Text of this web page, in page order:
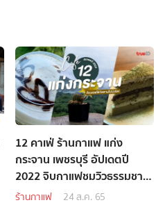
12 คาเฟ่ ร้านกาแฟ แก่ง
กระจาน เพชรบุรี อัปเดตปี
2022 จิบกาแฟชมวิวธรรมชาติ
กรีนๆ
ร้านกาแฟ 24 ส.ค. 65